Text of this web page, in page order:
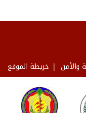
والأمن خريطة الموقع